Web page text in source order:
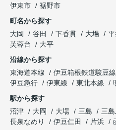
伊東市
裾野市
町名から探す
大岡
谷田 下香貫 大場
芙蓉台
大平
沿線から探す
東海道本線
伊豆箱根鉄道駿豆線
伊豆急行
伊東線 東北本線
駅から探す
沼津
大岡 大場 三島 三
長泉なめり
伊豆仁田 片浜